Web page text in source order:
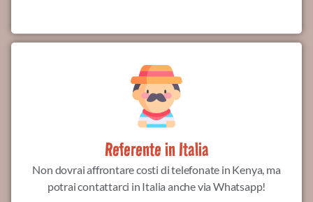
Referente in Italia
Non dovrai affrontare costi di telefonate in Kenya, ma
potrai contattarci in Italia anche via Whatsapp!